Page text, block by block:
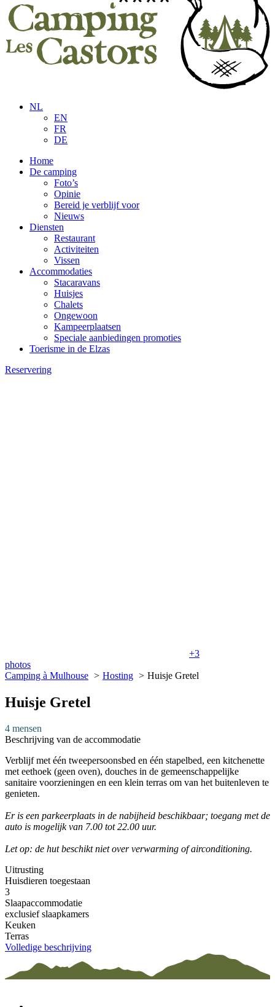
NL
EN
FR
DE
Home
De camping
Foto’s
Opinie
Bereid je verblijf voor
Nieuws
Diensten
Restaurant
Activiteiten
Vissen
Accommodaties
Stacaravans
Huisjes
Chalets
Ongewoon
Kampeerplaatsen
Speciale aanbiedingen promoties
Toerisme in de Elzas
Reservering
+3
photos
Camping à Mulhouse
Hosting Huisje Gretel
Huisje Gretel
4 mensen
Beschrijving van de accommodatie
Verblijf met één tweepersoonsbed en één stapelbed, een kitchenette
met eethoek (geen oven), douches in de gemeenschappelijke
sanitaire voorzieningen en een klein terras om van het buitenleven te
genieten.
Er is een parkeerplaats in de nabijheid beschikbaar; toegang met de
auto is mogelijk van 7.00 tot 22.00 uur.
Let op: de hut beschikt niet over verwarming of airconditioning.
Uitrusting
Huisdieren toegestaan
3
Slaapaccommodatie
exclusief slaapkamers
Keuken
Terras
Volledige beschrijving